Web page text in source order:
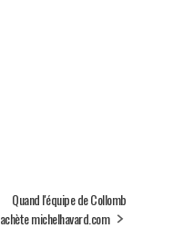
Quand l'équipe de Collomb
achète michelhavard.com